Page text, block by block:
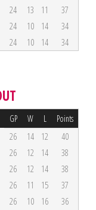
24 13 11
37
24 10 14
34
24 10 14 34
GP W L Points
26 14 12
40
26 12 14
38
26 12 14
38
26 11 15
37
26 10 16
36